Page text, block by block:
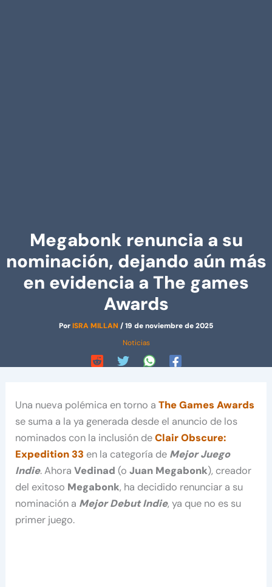
Megabonk renuncia a su
nominación, dejando aún más
en evidencia a The games
Awards
PorISRA MILLAN /19 de noviembre de 2025
Noticias
Una nueva polémica en torno aThe Games Awards
se suma a la ya generada desde el anuncio de los
nominados con la inclusión deClair Obscure:
Expedition 33 en la categoría de Mejor Juego
Indie. Ahora Vedinad (oJuan Megabonk), creador
del exitoso Megabonk, ha decidido renunciar a su
nominación a Mejor Debut Indie, ya que no es su
primer juego.